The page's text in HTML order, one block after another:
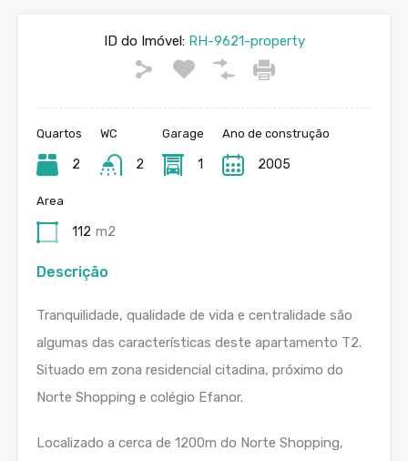
ID do Imóvel:RH-9621-property
Quartos
2
WC
2
Garage
1
Ano de construção
2005
Area
112 m2
Descrição
Tranquilidade, qualidade de vida e centralidade são
algumas das características deste apartamento T2.
Situado em zona residencial citadina, próximo do
Norte Shopping e colégio Efanor.
Localizado a cerca de 1200m do Norte Shopping,